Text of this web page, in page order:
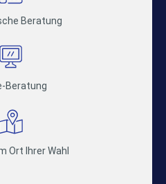
Beratung
Beratung
Ort Ihrer Wahl